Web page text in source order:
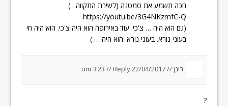
חכה תשמע את סמטנה (לשירת התקווה…)
https://youtu.be/3G4NKzmfC-Q
(גם הוא היה … צ'כי. עוד באירופה הוא היה צ'כי. הוא היה חי
בעוני נורא. בעוני נורא. הוא היה … )
רונן //22/04/2017 um 3:23
//Reply
?